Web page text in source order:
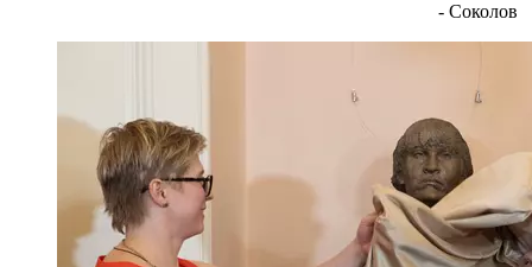
- Соколов